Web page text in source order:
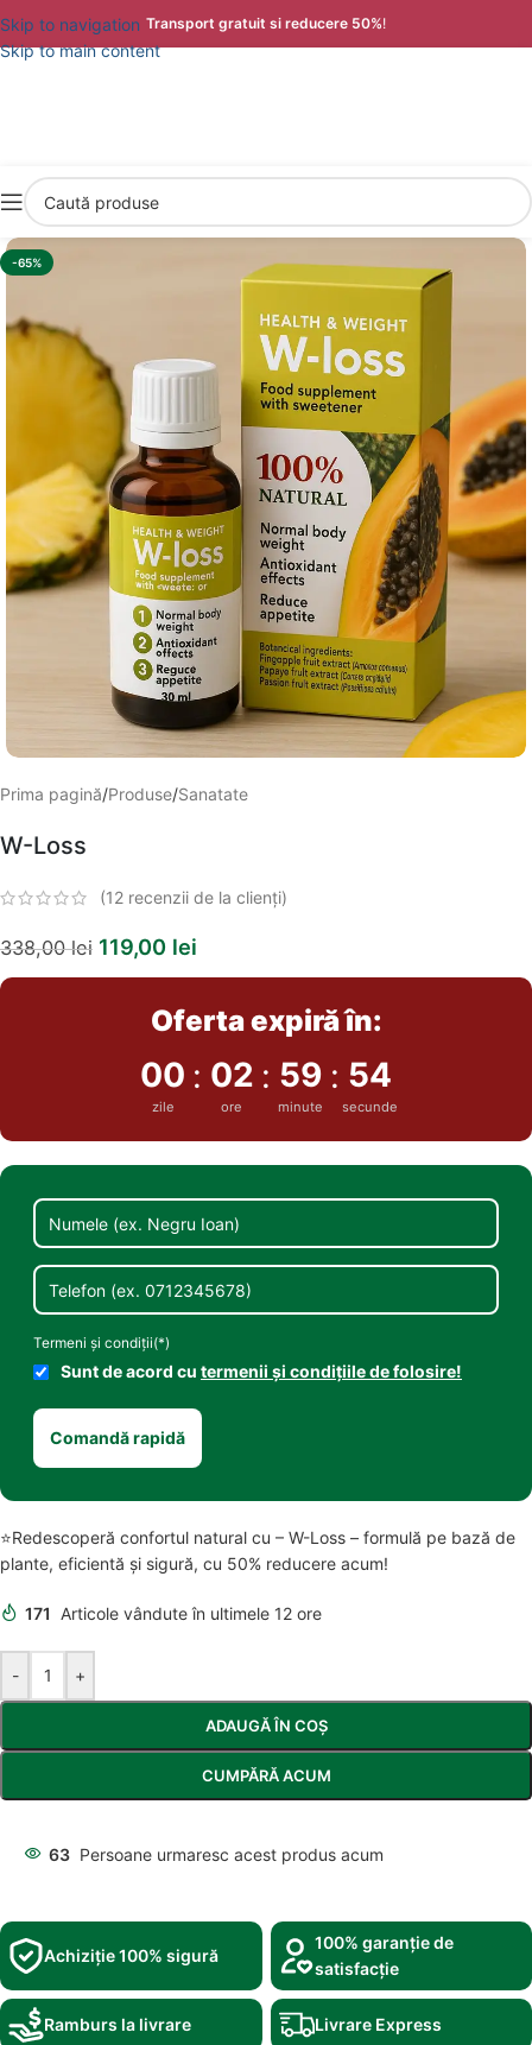
Skip to navigation
Skip to main content
Transport gratuit si reducere 50%!
-65%
Prima pagină/Produse/Sanatate
W-Loss
(12 recenzii de la clienți)
338,00lei 119,00 lei
Oferta expiră în:
00
zile
: 02
ore
: 59
minute
: 54
secunde
Numele
Ex.
Negru
Ioan
Telefon
Ex.
Termeni și condiții(*)
Sunt de acord cu termenii și condițiile de folosire!
Comandă rapidă
⭐Redescoperă confortul natural cu – W-Loss – formulă pe bază de
plante, eficientă și sigură, cu 50% reducere acum!
171 Articole vândute în ultimele 12 ore
- +
ADAUGĂ ÎN COȘ
CUMPĂRĂ ACUM
63 Persoane urmaresc acest produs acum
Achiziție 100% sigură
100% garanție de
satisfacție
Ramburs la livrare Livrare Express